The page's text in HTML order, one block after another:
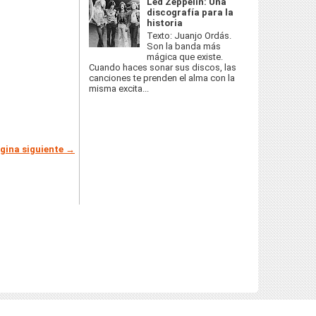
siguiente →
discografía para la
historia
Texto: Juanjo Ordás.
Son la banda más
mágica que existe.
Cuando haces sonar sus discos, las
canciones te prenden el alma con la
misma excita...